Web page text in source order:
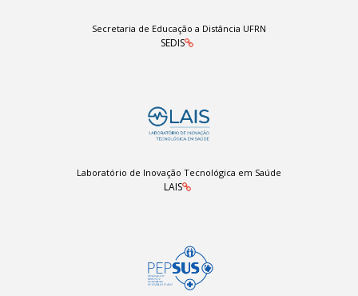
Secretaria de Educação a Distância UFRN
SEDIS
Laboratório de Inovação Tecnológica em Saúde
LAIS